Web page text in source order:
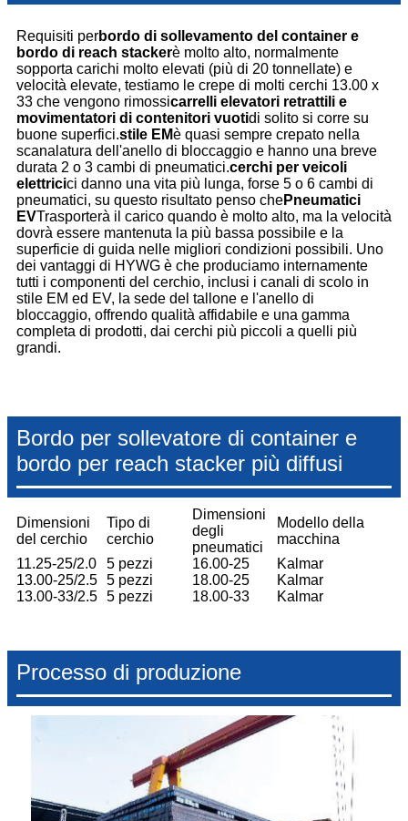
Requisiti perbordo di sollevamento del container e
bordo di reach stackerè molto alto, normalmente
sopporta carichi molto elevati (più di 20 tonnellate) e
velocità elevate, testiamo le crepe di molti cerchi 13.00 x
33 che vengono rimossicarrelli elevatori retrattili e
movimentatori di contenitori vuotidi solito si corre su
buone superfici.stile EMè quasi sempre crepato nella
scanalatura dell'anello di bloccaggio e hanno una breve
durata 2 o 3 cambi di pneumatici.cerchi per veicoli
elettricici danno una vita più lunga, forse 5 o 6 cambi di
pneumatici, su questo risultato penso chePneumatici
EVTrasporterà il carico quando è molto alto, ma la velocità
dovrà essere mantenuta la più bassa possibile e la
superficie di guida nelle migliori condizioni possibili. Uno
dei vantaggi di HYWG è che produciamo internamente
tutti i componenti del cerchio, inclusi i canali di scolo in
stile EM ed EV, la sede del tallone e l'anello di
bloccaggio, offrendo qualità affidabile e una gamma
completa di prodotti, dai cerchi più piccoli a quelli più
grandi.
Bordo per sollevatore di container e
bordo per reach stacker più diffusi
Dimensioni
del cerchio
Tipo di
cerchio
Dimensioni
degli
pneumatici
Modello della
macchina
11.25-25/2.0
5 pezzi 16.00-25
Kalmar
13.00-25/2.5 5 pezzi 18.00-25
Kalmar
13.00-33/2.5 5 pezzi 18.00-33 Kalmar
Processo di produzione